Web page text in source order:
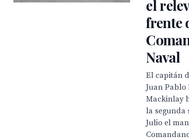
el
frente
Naval
El capitán
Juan Pablo
Mackinlay
la segunda
Julio el